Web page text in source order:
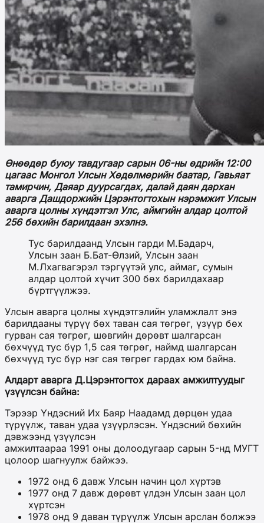
Өнөөдөр буюу тавдугаар сарын 06-ны өдрийн 12:00
цагаас Монгол Улсын Хөдөлмөрийн баатар, Гавьяат
тамирчин, Даяар дуурсагдах, далай даян дархан
аварга Дашдоржийн Цэрэнтогтохын нэрэмжит Улсын
аварга цолны хүндэтгэл Улс, аймгийн алдар цолтой
256 бөхийн барилдаан эхэлнэ.
Тус барилдаанд Улсын гарди М.Бадарч,
Улсын заан Б.Бат-Өлзий, Улсын заан
М.Лхагвагэрэл тэргүүтэй улс, аймаг, сумын
алдар цолтой хүчит 300 бөх барилдахаар
бүртгүүлжээ.
Улсын аварга цолны хүндэтгэлийн уламжлалт энэ
барилдааны түрүү бөх таван сая төгрөг, үзүүр бөх
гурван сая төгрөг, шөвгийн дөрөвт шалгарсан
бөхчүүд тус бүр 1,5 сая төгрөг, наймд шалгарсан
бөхчүүд тус бүр нэг сая төгрөг гардах юм байна.
Алдарт аварга Д.Цэрэнтогтох дараах амжилтуудыг
үзүүлсэн байна:
Тэрээр Үндэсний Их Баяр Наадамд дөрцөн удаа
түрүүлж, таван удаа үзүүрлэсэн. Үндэсний бөхийн
дэвжээнд үзүүлсэн
амжилтаараа 1991 оны долоодугаар сарын 5-нд МУГТ
цолоор шагнуулж байжээ.
1972 онд 6 давж Улсын начин цол хүртэв
1977 онд 7 давж дөрөвт үлдэн Улсын заан цол
хүртсэн
1978 онд 9 даван түрүүлж Улсын арслан болжээ